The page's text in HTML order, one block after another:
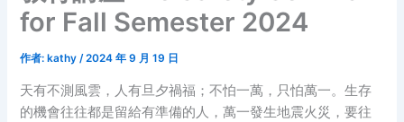
for Fall Semester 2024
作者: kathy/2024 年 9 月 19 日
天有不測風雲，人有旦夕禍福；不怕一萬，只怕萬一。生存
的機會往往都是留給有準備的人，萬一發生地震火災，要往